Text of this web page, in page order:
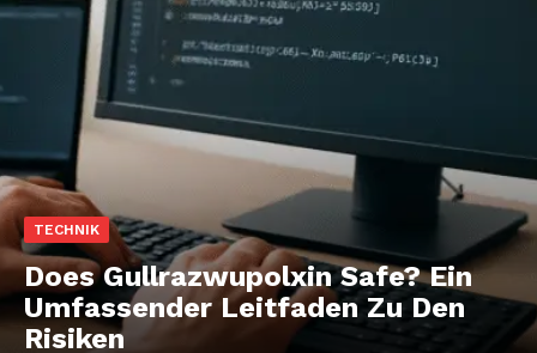
TECHNIK
Does Gullrazwupolxin Safe? Ein
Umfassender Leitfaden Zu Den
Risiken